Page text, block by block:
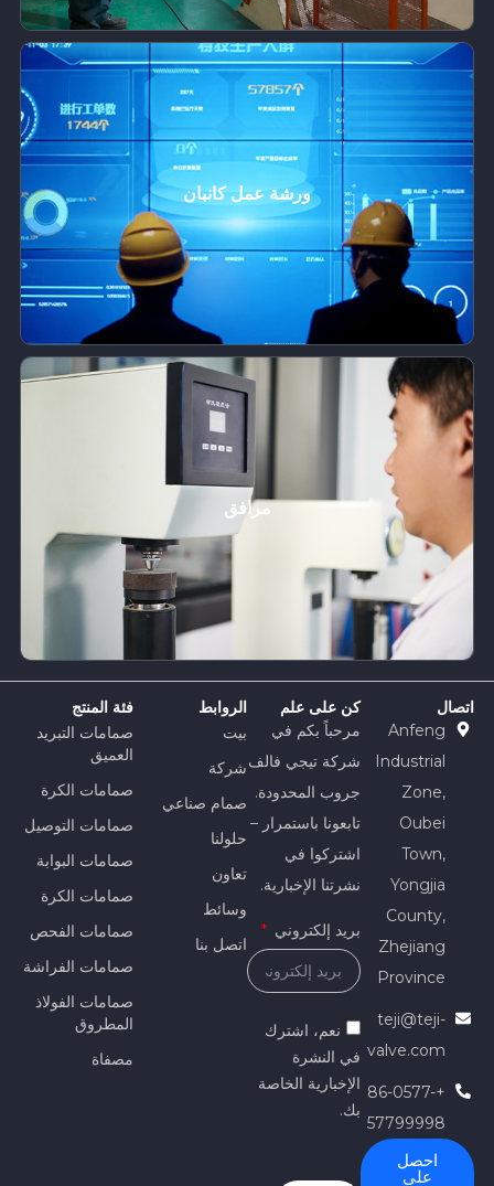
ورشة عمل كانبان
مرافق
اتصال
Anfeng
Industrial
Zone,
Oubei
Town,
Yongjia
County,
Zhejiang
Province
teji@teji-
valve.com
+86-0577-
57799998
احصل
على
كن على علم
مرحباً بكم في
شركة تيجي فالف
جروب المحدودة.
تابعونا باستمرار –
اشتركوا في
نشرتنا الإخبارية.
بريد إلكتروني
نعم، اشترك
في النشرة
الإخبارية الخاصة
بك.
الروابط
بيت
شركة
صمام صناعي
حلولنا
تعاون
وسائط
اتصل بنا
فئة المنتج
صمامات التبريد
العميق
صمامات الكرة
صمامات التوصيل
صمامات البوابة
صمامات الكرة
صمامات الفحص
صمامات الفراشة
صمامات الفولاذ
المطروق
مصفاة